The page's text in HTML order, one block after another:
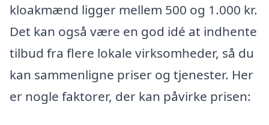
kloakmænd ligger mellem 500 og 1.000 kr.
Det kan også være en god idé at indhente
tilbud fra flere lokale virksomheder, så du
kan sammenligne priser og tjenester. Her
er nogle faktorer, der kan påvirke prisen: